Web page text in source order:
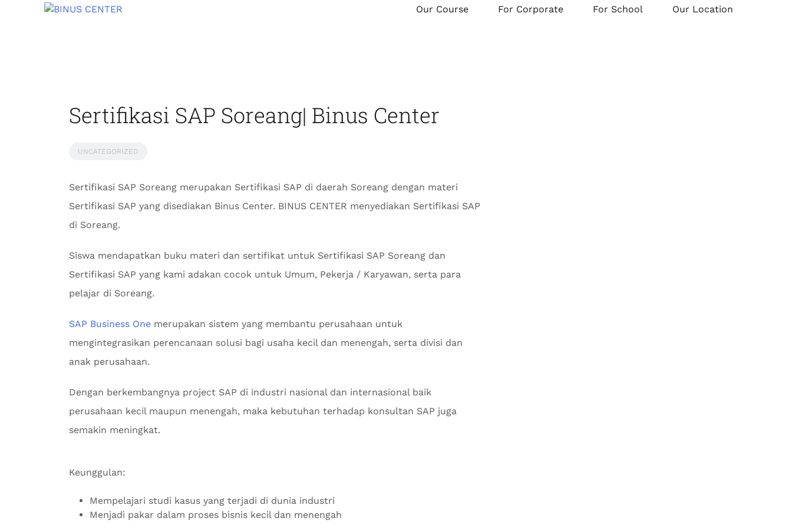
Our Course For Corporate For School Our Location
Sertifikasi SAP Soreang| Binus Center
UNCATEGORIZED
Sertifikasi SAP Soreang merupakan Sertifikasi SAP di daerah Soreang dengan materi
Sertifikasi SAP yang disediakan Binus Center. BINUS CENTER menyediakan Sertifikasi SAP
di Soreang.
Siswa mendapatkan buku materi dan sertifikat untuk Sertifikasi SAP Soreang dan
Sertifikasi SAP yang kami adakan cocok untuk Umum, Pekerja / Karyawan, serta para
pelajar di Soreang.
SAP Business One merupakan sistem yang membantu perusahaan untuk
mengintegrasikan perencanaan solusi bagi usaha kecil dan menengah, serta divisi dan
anak perusahaan.
Dengan berkembangnya project SAP di industri nasional dan internasional baik
perusahaan kecil maupun menengah, maka kebutuhan terhadap konsultan SAP juga
semakin meningkat.
Keunggulan:
Mempelajari studi kasus yang terjadi di dunia industri
Menjadi pakar dalam proses bisnis kecil dan menengah